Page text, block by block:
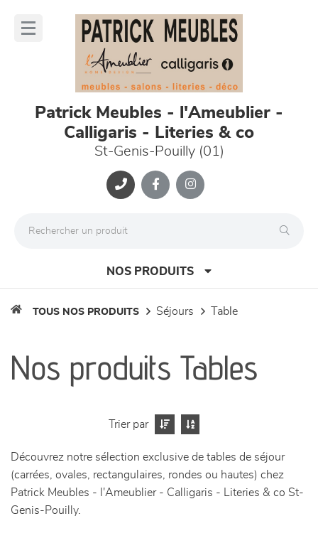
Patrick Meubles - l'Ameublier -
Calligaris - Literies & co
St-Genis-Pouilly (01)
NOS PRODUITS
séjours
meubles de complément
chambres et dressing
literie
TOUS NOS PRODUITS séjours table
Nos produits Tables
Trier par
Découvrez notre sélection exclusive de tables de séjour
(carrées, ovales, rectangulaires, rondes ou hautes) chez
Patrick Meubles - l'Ameublier - Calligaris - Literies & co St-
Genis-Pouilly.